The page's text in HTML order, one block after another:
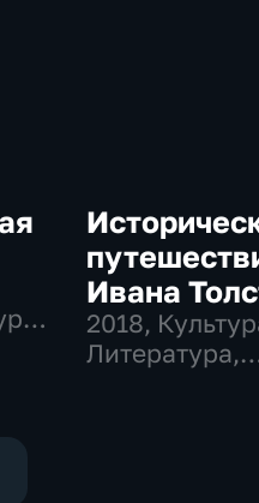
Ивана
"Русский
Иван
2018,
Литература,